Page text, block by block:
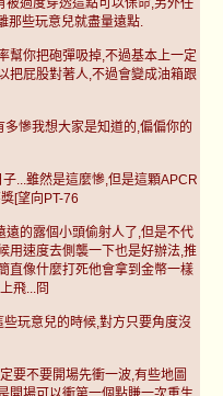
過度穿透這點可以保命,另外任
那些玩意兒就盡量遠點.
幫你把砲彈吸掉,不過基本上一定
把屁股對著人,不過會變成油箱跟
慘我想大家是知道的,偏偏你的
...雖然是這麼慘,但是這顆APCR
[望向PT-76
的露個小頭偷射人了,但是不代
用速度去側襲一下也是好辦法,推
直像什麼打死他會拿到金幣一樣
飛...冏
玩意兒的時候,對方只要角度沒
要不要開場先衝一波,有些地圖